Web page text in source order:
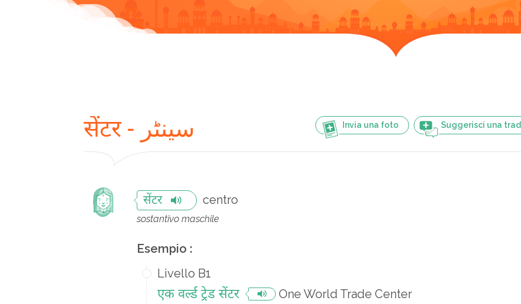
Invia una foto Suggerisci una सेंटर - سینٹر
सेंटर centro
sostantivo maschile
Esempio :
Livello B1
एक वर्ल्ड ट्रेड सेंटर One World Trade Center